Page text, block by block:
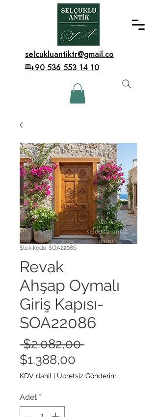
+90 536 553 14 10
selcukluantiktr@gmail.co
m
Stok kodu: SOA22086
Revak
Ahşap Oymalı
Giriş Kapısı-
SOA22086
$2.082,00 Normal
$1.388,00
Fiyat
KDV dahil | Ücretsiz Gönderim
Adet *